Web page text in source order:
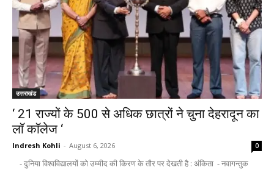
उत्तराखंड
‘ 21 राज्यों के 500 से अधिक छात्रों ने चुना देहरादून का
लाॅ काॅलेज ‘
Indresh Kohli - August 6, 2026 0
- दुनिया विश्वविद्यालयों को उम्मीद की किरण के तौर पर देखती है : अंकिता - नवागन्तुक